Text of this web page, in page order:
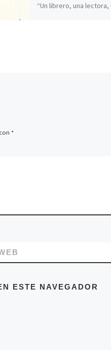
“Un librero, una lectora,
*
ESTE NAVEGADOR